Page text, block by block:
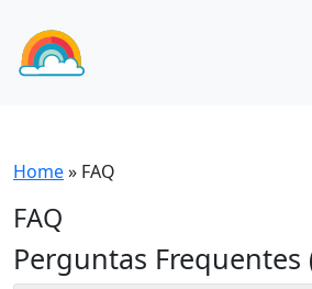
Home» FAQ
FAQ
Perguntas Frequentes